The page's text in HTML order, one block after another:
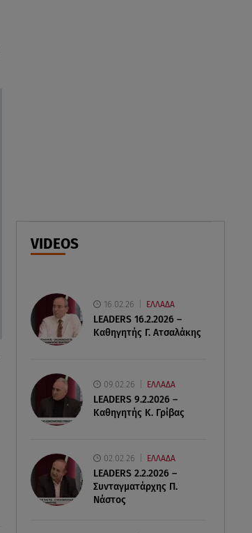
Πασίγνωστη influencer «έφυγε»
VIDEOS
16.02.26 ΕΛΛΑΔΑ
LEADERS 16.2.2026 –
Καθηγητής Γ. Ατσαλάκης
09.02.26 ΕΛΛΑΔΑ
LEADERS 9.2.2026 –
Καθηγητής Κ. Γρίβας
02.02.26 ΕΛΛΑΔΑ
LEADERS 2.2.2026 –
Συνταγματάρχης Π.
Νάστος